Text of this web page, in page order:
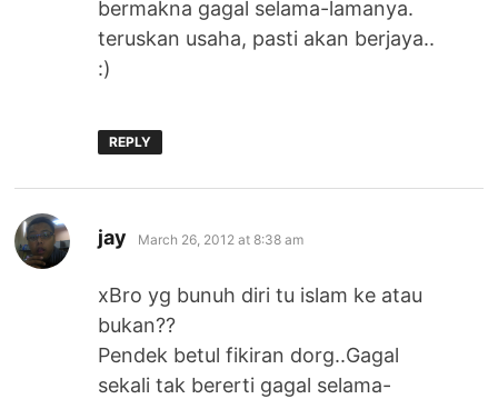
bermakna gagal selama-lamanya.
teruskan usaha, pasti akan berjaya..
:)
REPLY
jay says:
March 26, 2012 at 8:38 am
xBro yg bunuh diri tu islam ke atau
bukan??
Pendek betul fikiran dorg..Gagal
sekali tak bererti gagal selama-